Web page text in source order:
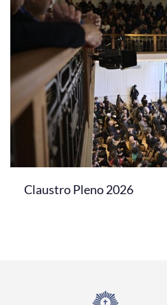
Claustro Pleno 2026